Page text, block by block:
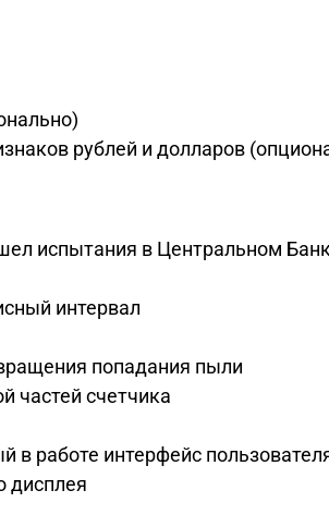
рублей и долларов
испытания в Центральном
интервал
попадания пыли
частей счетчика
в работе интерфейс
дисплея